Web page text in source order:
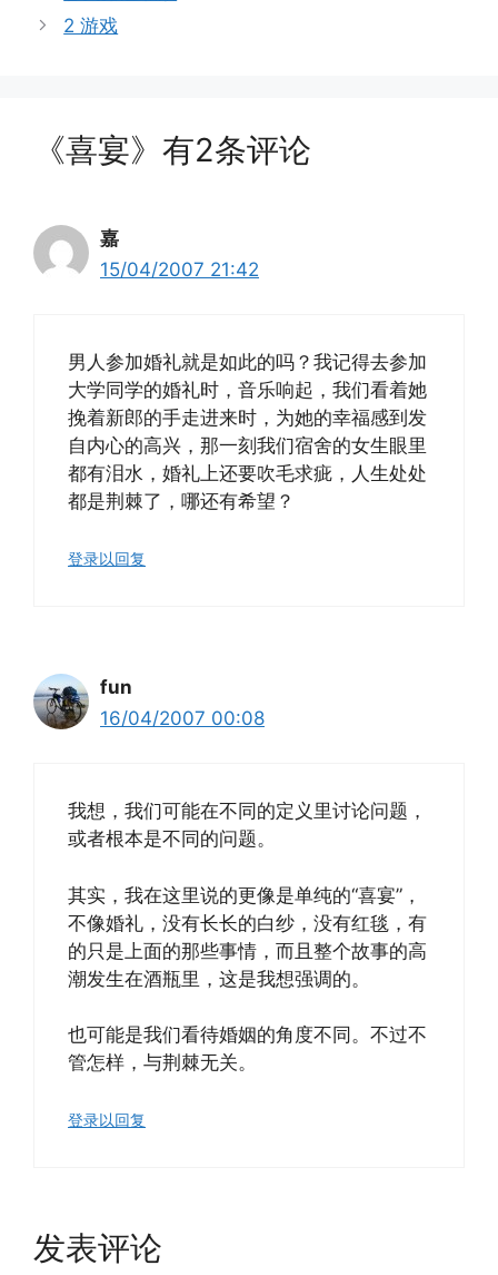
2 游戏
《喜宴》有2条评论
嘉
15/04/2007 21:42
男人参加婚礼就是如此的吗？我记得去参加
大学同学的婚礼时，音乐响起，我们看着她
挽着新郎的手走进来时，为她的幸福感到发
自内心的高兴，那一刻我们宿舍的女生眼里
都有泪水，婚礼上还要吹毛求疵，人生处处
都是荆棘了，哪还有希望？
登录以回复
fun
16/04/2007 00:08
我想，我们可能在不同的定义里讨论问题，
或者根本是不同的问题。
其实，我在这里说的更像是单纯的“喜宴”，
不像婚礼，没有长长的白纱，没有红毯，有
的只是上面的那些事情，而且整个故事的高
潮发生在酒瓶里，这是我想强调的。
也可能是我们看待婚姻的角度不同。不过不
管怎样，与荆棘无关。
登录以回复
发表评论